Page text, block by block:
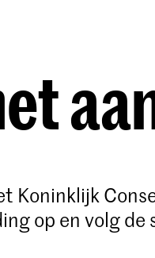
Koninklijk
op en volg de